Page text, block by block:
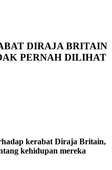
DIRAJA BRITAIN
PERNAH DILIHAT
kerabat Diraja Britain,
kehidupan mereka